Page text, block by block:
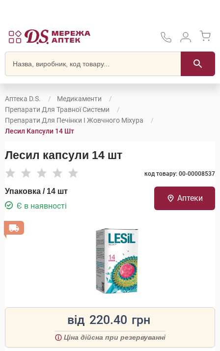
Аптека D.S.
Медикаменти
Препарати Для Травної Системи
Препарати Для Печінки І Жовчного Міхура
Лесил Капсули 14 Шт
Лесил капсули 14 шт
код товару: 00-00008537
Упаковка / 14 шт
Є в наявності
Аптеки
від 220.40 грн
Ціна дійсна при резервуванні